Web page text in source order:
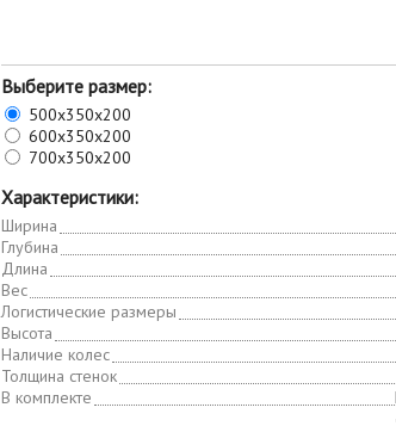
Выберите размер:
500х350х200
600х350х200
700х350х200
Характеристики:
Ширина
Глубина
Длина
Вес
Логистические размеры
Высота
Наличие колес
Толщина стенок
В комплекте